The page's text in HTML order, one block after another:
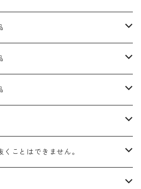
色）
色
い）
みの黄色）｜準備中
の始末も綿糸｜タグなし
の始末も綿糸｜タグなし
ンダ色
調整剤
ー夏毛（硬いタイプ）
ー冬毛（柔らかいタイプ）
セットお取り寄せ品
10番手｜中厚口）
状マルセル石鹸
PS－900
使用する
る。
染剤）
・羊毛・ナイロンの染色
の浸し染めに使用可能
料を除去すること
料のソーピング剤
ース（CMC）
ことはできません。